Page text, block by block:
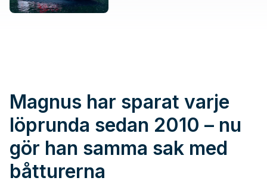
Magnus har sparat varje
löprunda sedan 2010 – nu
gör han samma sak med
båtturerna